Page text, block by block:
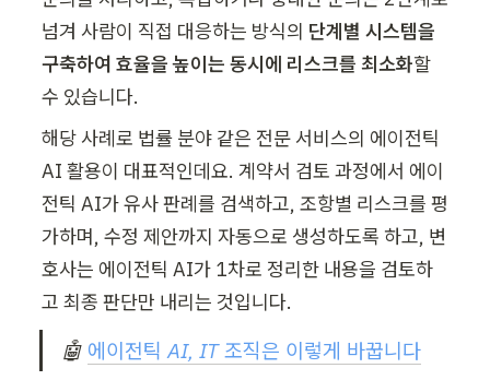
넘겨 사람이 직접 대응하는 방식의 단계별 시스템을
구축하여 효율을 높이는 동시에 리스크를 최소화할
수 있습니다.
해당 사례로 법률 분야 같은 전문 서비스의 에이전틱
AI 활용이 대표적인데요. 계약서 검토 과정에서 에이
전틱 AI가 유사 판례를 검색하고, 조항별 리스크를 평
가하며, 수정 제안까지 자동으로 생성하도록 하고, 변
호사는 에이전틱 AI가 1차로 정리한 내용을 검토하
고 최종 판단만 내리는 것입니다.
🤖 에이전틱 AI, IT 조직은 이렇게 바꿉니다